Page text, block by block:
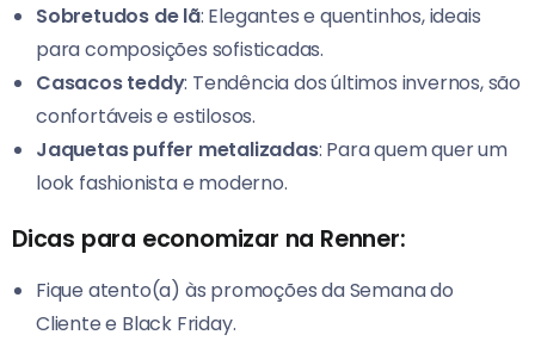
Sobretudos de lã: Elegantes e quentinhos, ideais
para composições sofisticadas.
Casacos teddy: Tendência dos últimos invernos, são
confortáveis e estilosos.
Jaquetas puffer metalizadas: Para quem quer um
look fashionista e moderno.
Dicas para economizar na Renner:
Fique atento(a) às promoções da Semana do
Cliente e Black Friday.